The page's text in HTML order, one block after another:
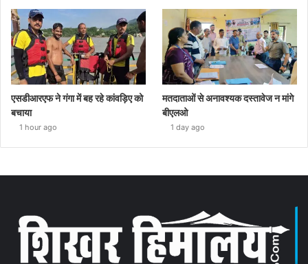
एसडीआरएफ ने गंगा में बह रहे कांवड़िए को
बचाया
1 hour ago
मतदाताओं से अनावश्यक दस्तावेज न मांगे
बीएलओ
1 day ago